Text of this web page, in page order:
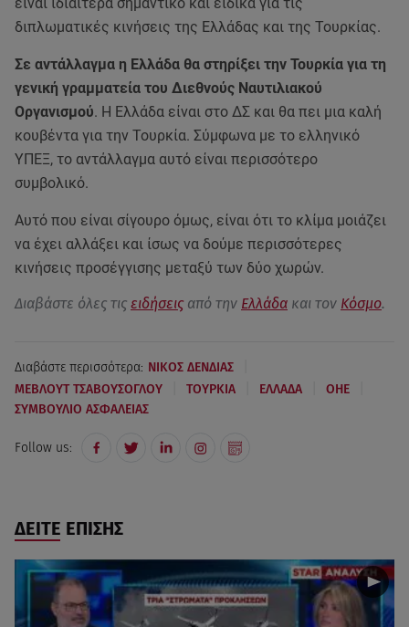
διπλωματικές κινήσεις της Ελλάδας και της Τουρκίας.
Σε αντάλλαγμα η Ελλάδα θα στηρίξει την Τουρκία για τη
γενική γραμματεία του Διεθνούς Ναυτιλιακού
Οργανισμού. Η Ελλάδα είναι στο ΔΣ και θα πει μια καλή
κουβέντα για την Τουρκία. Σύμφωνα με το ελληνικό
ΥΠΕΞ, το αντάλλαγμα αυτό είναι περισσότερο
συμβολικό.
Αυτό που είναι σίγουρο όμως, είναι ότι το κλίμα μοιάζει
να έχει αλλάξει και ίσως να δούμε περισσότερες
κινήσεις προσέγγισης μεταξύ των δύο χωρών.
Διαβάστε όλες τις ειδήσεις από την Ελλάδα και τον Κόσμο.
Διαβάστε περισσότερα: ΝΙΚΟΣ ΔΕΝΔΙΑΣ
ΜΕΒΛΟΥΤ ΤΣΑΒΟΥΣΟΓΛΟΥ ΤΟΥΡΚΙΑ ΕΛΛΑΔΑ ΟΗΕ
ΣΥΜΒΟΥΛΙΟ ΑΣΦΑΛΕΙΑΣ
Follow us:
ΔΕΙΤΕ ΕΠΙΣΗΣ